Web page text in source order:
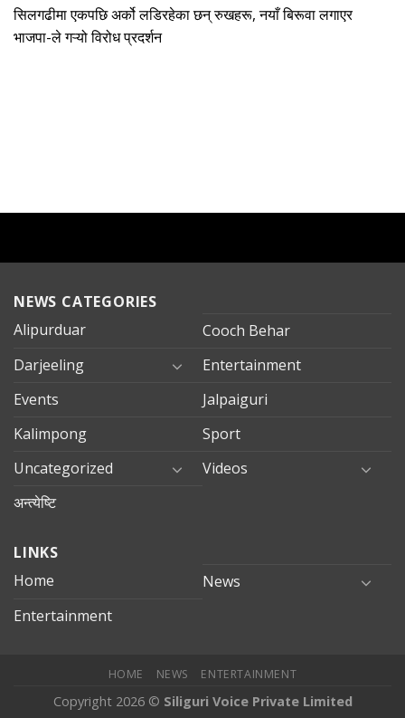
सिलगढीमा एकपछि अर्को लडिरहेका छन् रुखहरू, नयाँ बिरूवा लगाएर
भाजपा-ले गऱ्यो विरोध प्रदर्शन
NEWS CATEGORIES
Alipurduar
Cooch Behar
Darjeeling
Entertainment
Events
Jalpaiguri
Kalimpong
Sport
Uncategorized
Videos
अन्त्येष्टि
LINKS
Home
News
Entertainment
HOME NEWS ENTERTAINMENT
Copyright 2026 © Siliguri Voice Private Limited